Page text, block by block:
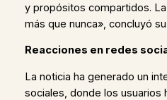
y propósitos compartidos.
más que nunca», concluyó
Reacciones en redes
La noticia ha generado un
sociales, donde los usuarios